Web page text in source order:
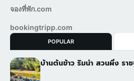
จองที่พัก.com
bookingtripp.com
POPULAR
บ้านต้นข้าว ริมน้ำ สวนผึ้ง รา